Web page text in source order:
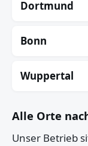
Dortmund
Bonn
Wuppertal
Alle Orte
Unser Betrieb